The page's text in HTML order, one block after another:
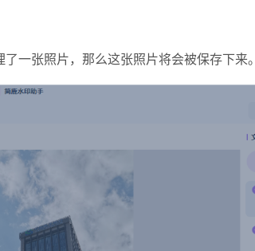
一张照片，那么这张照片将会被保存下来。